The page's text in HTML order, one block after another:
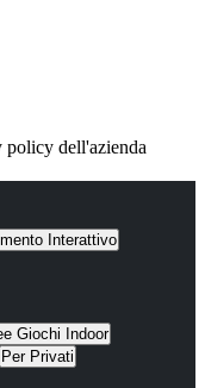
policy dell'azienda
Interattivo
Giochi Indoor
Per Privati